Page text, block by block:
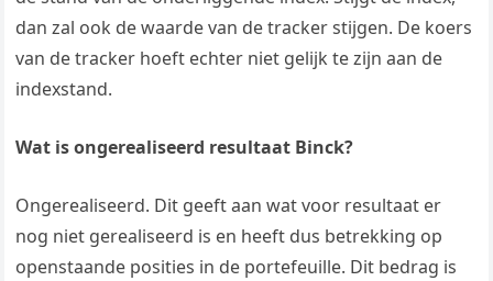
dan zal ook de waarde van de tracker stijgen. De koers
van de tracker hoeft echter niet gelijk te zijn aan de
indexstand.
Wat is ongerealiseerd resultaat Binck?
Ongerealiseerd. Dit geeft aan wat voor resultaat er
nog niet gerealiseerd is en heeft dus betrekking op
openstaande posities in de portefeuille. Dit bedrag is